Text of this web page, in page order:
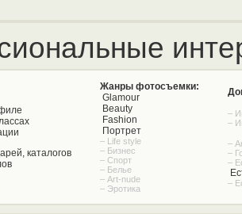
каталогов
Жанры фотосъемки:
Glamour
Beauty
Fashion
Портрет
– Life style
– Бизнес
– Спорт
– Белье
– Art-nude
– Эротика
–
–
–
–
–
–